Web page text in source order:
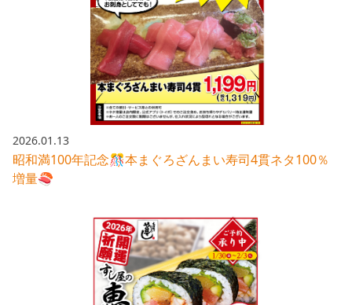
2026.01.13
昭和満100年記念🎊本まぐろざんまい寿司4貫ネタ100％
増量🍣